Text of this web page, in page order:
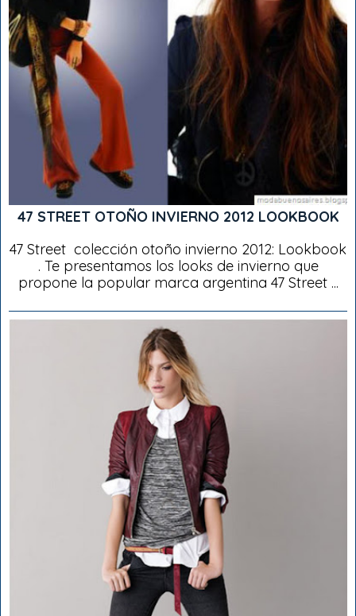
47 STREET OTOÑO INVIERNO 2012 LOOKBOOK
47 Street colección otoño invierno 2012: Lookbook
. Te presentamos los looks de invierno que
propone la popular marca argentina 47 Street ...